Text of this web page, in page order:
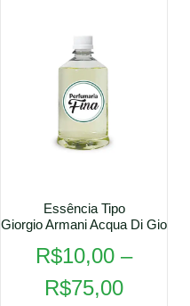
Essência Tipo
Giorgio Armani Acqua Di Gio
R$10,00 –
R$75,00